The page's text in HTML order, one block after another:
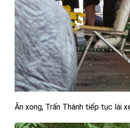
Ăn xong, Trấn Thành tiếp tục lái